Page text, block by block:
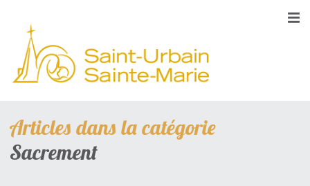
Articles dans la catégorie
Sacrement